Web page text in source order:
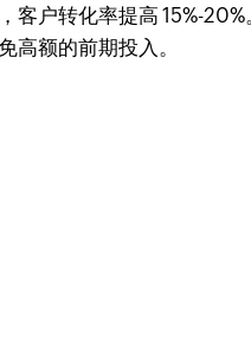
客户转化率提高 15%-
高额的前期投入。